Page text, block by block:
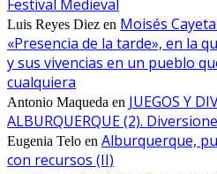
Festival Medieval
Luis Reyes Diez en Moisés
«Presencia de la tarde», en la
y sus vivencias en un pueblo
cualquiera
Antonio Maqueda en JUEGOS Y
ALBURQUERQUE (2).
Eugenia Telo en Alburquerque,
con recursos (II)